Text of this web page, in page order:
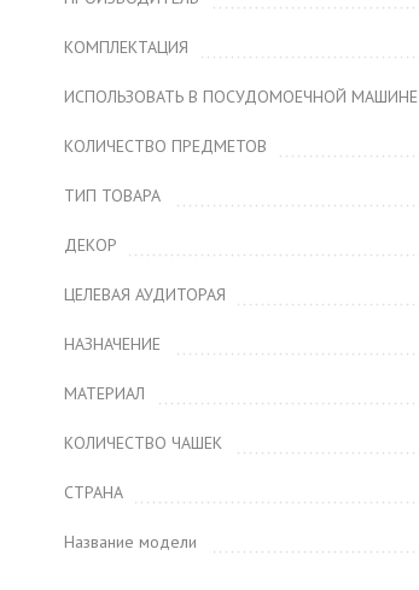
КОМПЛЕКТАЦИЯ
ИСПОЛЬЗОВАТЬ В ПОСУДОМОЕЧНОЙ МАШИНЕ
КОЛИЧЕСТВО ПРЕДМЕТОВ
ТИП ТОВАРА
ДЕКОР
ЦЕЛЕВАЯ АУДИТОРАЯ
НАЗНАЧЕНИЕ
МАТЕРИАЛ
КОЛИЧЕСТВО ЧАШЕК
СТРАНА
Название модели